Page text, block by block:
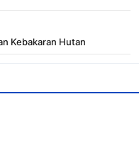
Kebakaran Hutan